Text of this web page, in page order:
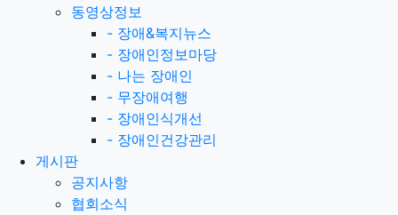
동영상정보
- 장애&복지뉴스
- 장애인정보마당
- 나는 장애인
- 무장애여행
- 장애인식개선
- 장애인건강관리
게시판
공지사항
협회소식